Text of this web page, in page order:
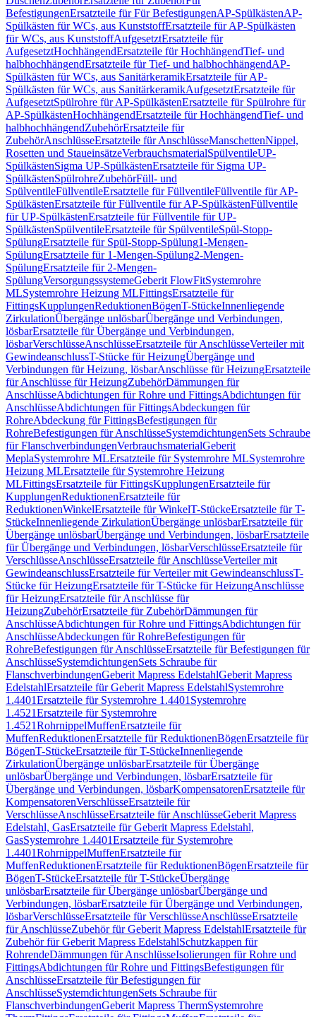
BefestigungenErsatzteile für Für BefestigungenAP-SpülkästenAP-
Spülkästen für WCs, aus KunststoffErsatzteile für AP-Spülkästen
für WCs, aus KunststoffAufgesetztErsatzteile für
AufgesetztHochhängendErsatzteile für HochhängendTief- und
halbhochhängendErsatzteile für Tief- und halbhochhängendAP-
Spülkästen für WCs, aus SanitärkeramikErsatzteile für AP-
Spülkästen für WCs, aus SanitärkeramikAufgesetztErsatzteile für
AufgesetztSpülrohre für AP-SpülkästenErsatzteile für Spülrohre für
AP-SpülkästenHochhängendErsatzteile für HochhängendTief- und
halbhochhängendZubehörErsatzteile für
ZubehörAnschlüsseErsatzteile für AnschlüsseManschettenNippel,
Rosetten und StaueinsätzeVerbrauchsmaterialSpülventileUP-
SpülkästenSigma UP-SpülkästenErsatzteile für Sigma UP-
SpülkästenSpülrohreZubehörFüll- und
SpülventileFüllventileErsatzteile für FüllventileFüllventile für AP-
SpülkästenErsatzteile für Füllventile für AP-SpülkästenFüllventile
für UP-SpülkästenErsatzteile für Füllventile für UP-
SpülkästenSpülventileErsatzteile für SpülventileSpül-Stopp-
SpülungErsatzteile für Spül-Stopp-Spülung1-Mengen-
SpülungErsatzteile für 1-Mengen-Spülung2-Mengen-
SpülungErsatzteile für 2-Mengen-
SpülungVersorgungssystemeGeberit FlowFitSystemrohre
MLSystemrohre Heizung MLFittingsErsatzteile für
FittingsKupplungenReduktionenBögenT-StückeInnenliegende
ZirkulationÜbergänge unlösbarÜbergänge und Verbindungen,
lösbarErsatzteile für Übergänge und Verbindungen,
lösbarVerschlüsseAnschlüsseErsatzteile für AnschlüsseVerteiler mit
GewindeanschlussT-Stücke für HeizungÜbergänge und
Verbindungen für Heizung, lösbarAnschlüsse für HeizungErsatzteile
für Anschlüsse für HeizungZubehörDämmungen für
AnschlüsseAbdichtungen für Rohre und FittingsAbdichtungen für
AnschlüsseAbdichtungen für FittingsAbdeckungen für
RohreAbdeckung für FittingsBefestigungen für
RohreBefestigungen für AnschlüsseSystemdichtungenSets Schraube
für FlanschverbindungenVerbrauchsmaterialGeberit
MeplaSystemrohre MLErsatzteile für Systemrohre MLSystemrohre
Heizung MLErsatzteile für Systemrohre Heizung
MLFittingsErsatzteile für FittingsKupplungenErsatzteile für
KupplungenReduktionenErsatzteile für
ReduktionenWinkelErsatzteile für WinkelT-StückeErsatzteile für T-
StückeInnenliegende ZirkulationÜbergänge unlösbarErsatzteile für
Übergänge unlösbarÜbergänge und Verbindungen, lösbarErsatzteile
für Übergänge und Verbindungen, lösbarVerschlüsseErsatzteile für
VerschlüsseAnschlüsseErsatzteile für AnschlüsseVerteiler mit
GewindeanschlussErsatzteile für Verteiler mit GewindeanschlussT-
Stücke für HeizungErsatzteile für T-Stücke für HeizungAnschlüsse
für HeizungErsatzteile für Anschlüsse für
HeizungZubehörErsatzteile für ZubehörDämmungen für
AnschlüsseAbdichtungen für Rohre und FittingsAbdichtungen für
AnschlüsseAbdeckungen für RohreBefestigungen für
RohreBefestigungen für AnschlüsseErsatzteile für Befestigungen für
AnschlüsseSystemdichtungenSets Schraube für
FlanschverbindungenGeberit Mapress EdelstahlGeberit Mapress
EdelstahlErsatzteile für Geberit Mapress EdelstahlSystemrohre
1.4401Ersatzteile für Systemrohre 1.4401 Systemrohre
1.4521Ersatzteile für Systemrohre
1.4521RohrnippelMuffenErsatzteile für
MuffenReduktionenErsatzteile für ReduktionenBögenErsatzteile für
BögenT-StückeErsatzteile für T-StückeInnenliegende
ZirkulationÜbergänge unlösbarErsatzteile für Übergänge
unlösbarÜbergänge und Verbindungen, lösbarErsatzteile für
Übergänge und Verbindungen, lösbarKompensatorenErsatzteile für
KompensatorenVerschlüsseErsatzteile für
VerschlüsseAnschlüsseErsatzteile für AnschlüsseGeberit Mapress
Edelstahl, GasErsatzteile für Geberit Mapress Edelstahl,
GasSystemrohre 1.4401Ersatzteile für Systemrohre
1.4401RohrnippelMuffenErsatzteile für
MuffenReduktionenErsatzteile für ReduktionenBögenErsatzteile für
BögenT-StückeErsatzteile für T-StückeÜbergänge
unlösbarErsatzteile für Übergänge unlösbarÜbergänge und
Verbindungen, lösbarErsatzteile für Übergänge und Verbindungen,
lösbarVerschlüsseErsatzteile für VerschlüsseAnschlüsseErsatzteile
für AnschlüsseZubehör für Geberit Mapress EdelstahlErsatzteile für
Zubehör für Geberit Mapress EdelstahlSchutzkappen für
RohrendeDämmungen für AnschlüsseIsolierungen für Rohre und
FittingsAbdichtungen für Rohre und FittingsBefestigungen für
AnschlüsseErsatzteile für Befestigungen für
AnschlüsseSystemdichtungenSets Schraube für
FlanschverbindungenGeberit Mapress ThermSystemrohre